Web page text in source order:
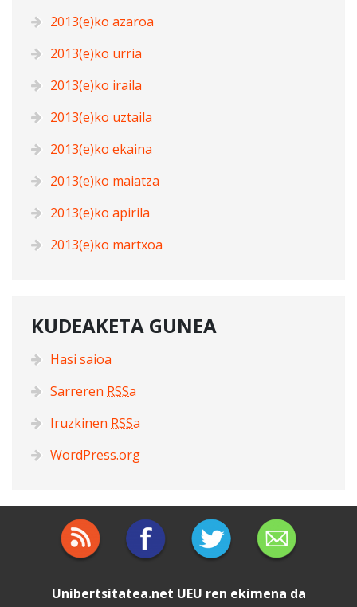
2013(e)ko azaroa
2013(e)ko urria
2013(e)ko iraila
2013(e)ko uztaila
2013(e)ko ekaina
2013(e)ko maiatza
2013(e)ko apirila
2013(e)ko martxoa
KUDEAKETA GUNEA
Hasi saioa
Sarreren RSSa
Iruzkinen RSSa
WordPress.org
Unibertsitatea.net UEU ren ekimena da